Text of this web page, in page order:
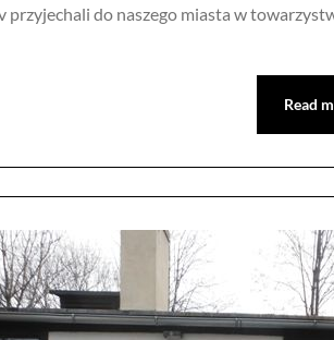
przyjechali do naszego miasta w
Read